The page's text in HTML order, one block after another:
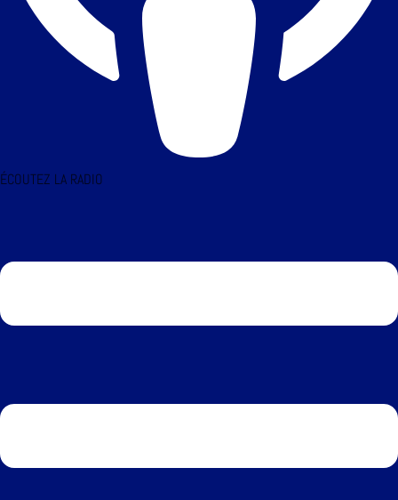
ÉCOUTEZ LA RADIO